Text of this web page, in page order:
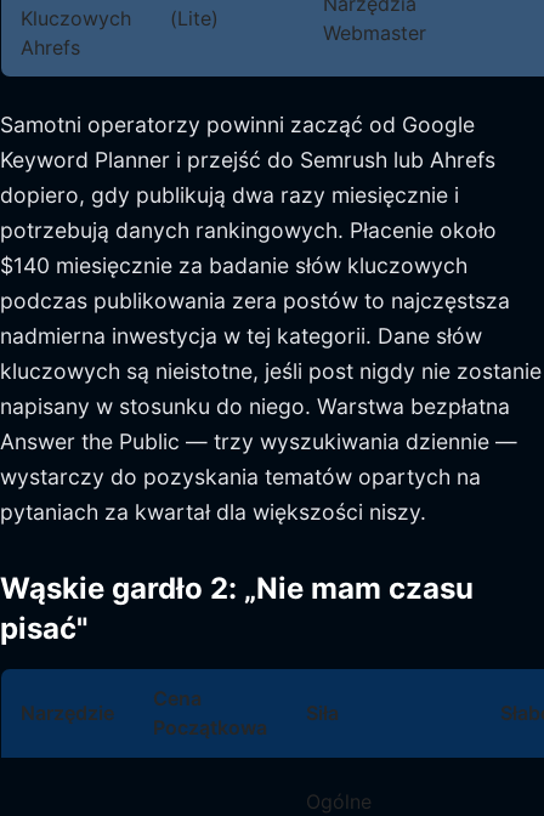
Kluczowych
Ahrefs
(Lite)
Webmaster
Samotni operatorzy powinni zacząć od Google
Keyword Planner i przejść do Semrush lub Ahrefs
dopiero, gdy publikują dwa razy miesięcznie i
potrzebują danych rankingowych. Płacenie około
$140 miesięcznie za badanie słów kluczowych
podczas publikowania zera postów to najczęstsza
nadmierna inwestycja w tej kategorii. Dane słów
kluczowych są nieistotne, jeśli post nigdy nie zostanie
napisany w stosunku do niego. Warstwa bezpłatna
Answer the Public — trzy wyszukiwania dziennie —
wystarczy do pozyskania tematów opartych na
pytaniach za kwartał dla większości niszy.
Wąskie gardło 2: „Nie mam czasu
pisać"
Narzędzie
Cena
Początkowa
Siła
Ogólne